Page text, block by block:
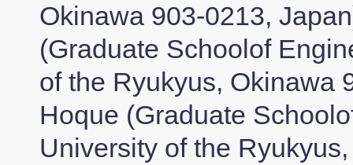
Okinawa 903-0213,
(Graduate Schoolof
of the Ryukyus, Okinawa
Hoque (Graduate
University of the